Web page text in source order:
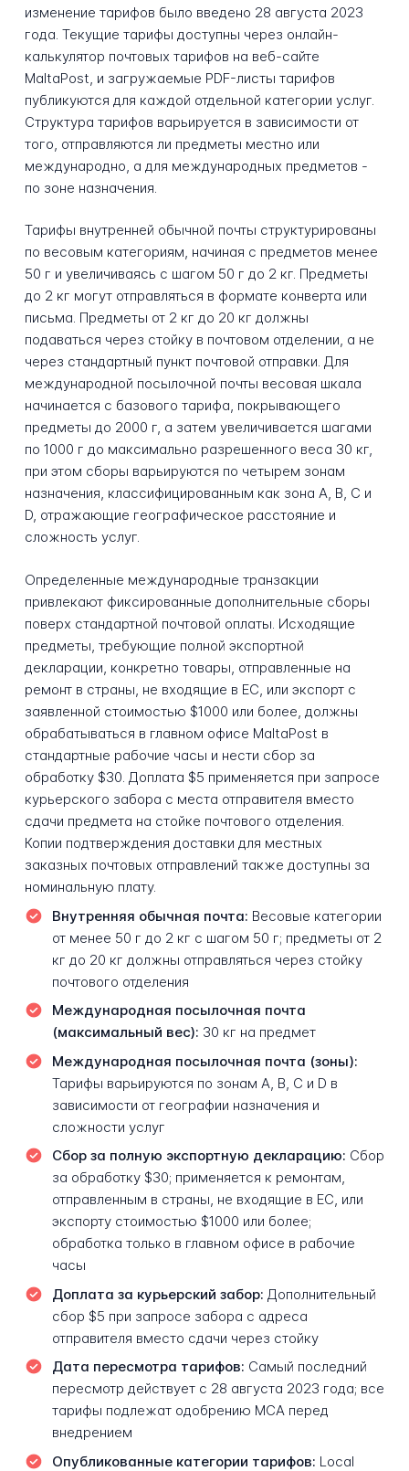
изменение тарифов было введено 28 августа 2023
года. Текущие тарифы доступны через онлайн-
калькулятор почтовых тарифов на веб-сайте
MaltaPost, и загружаемые PDF-листы тарифов
публикуются для каждой отдельной категории услуг.
Структура тарифов варьируется в зависимости от
того, отправляются ли предметы местно или
международно, а для международных предметов -
по зоне назначения.
Тарифы внутренней обычной почты структурированы
по весовым категориям, начиная с предметов менее
50 г и увеличиваясь с шагом 50 г до 2 кг. Предметы
до 2 кг могут отправляться в формате конверта или
письма. Предметы от 2 кг до 20 кг должны
подаваться через стойку в почтовом отделении, а не
через стандартный пункт почтовой отправки. Для
международной посылочной почты весовая шкала
начинается с базового тарифа, покрывающего
предметы до 2000 г, а затем увеличивается шагами
по 1000 г до максимально разрешенного веса 30 кг,
при этом сборы варьируются по четырем зонам
назначения, классифицированным как зона A, B, C и
D, отражающие географическое расстояние и
сложность услуг.
Определенные международные транзакции
привлекают фиксированные дополнительные сборы
поверх стандартной почтовой оплаты. Исходящие
предметы, требующие полной экспортной
декларации, конкретно товары, отправленные на
ремонт в страны, не входящие в ЕС, или экспорт с
заявленной стоимостью $1000 или более, должны
обрабатываться в главном офисе MaltaPost в
стандартные рабочие часы и нести сбор за
обработку $30. Доплата $5 применяется при запросе
курьерского забора с места отправителя вместо
сдачи предмета на стойке почтового отделения.
Копии подтверждения доставки для местных
заказных почтовых отправлений также доступны за
номинальную плату.
Внутренняя обычная почта: Весовые категории
от менее 50 г до 2 кг с шагом 50 г; предметы от 2
кг до 20 кг должны отправляться через стойку
почтового отделения
Международная посылочная почта
(максимальный вес): 30 кг на предмет
Международная посылочная почта (зоны):
Тарифы варьируются по зонам A, B, C и D в
зависимости от географии назначения и
сложности услуг
Сбор за полную экспортную декларацию: Сбор
за обработку $30; применяется к ремонтам,
отправленным в страны, не входящие в ЕС, или
экспорту стоимостью $1000 или более;
обработка только в главном офисе в рабочие
часы
Доплата за курьерский забор: Дополнительный
сбор $5 при запросе забора с адреса
отправителя вместо сдачи через стойку
Дата пересмотра тарифов: Самый последний
пересмотр действует с 28 августа 2023 года; все
тарифы подлежат одобрению MCA перед
внедрением
Опубликованные категории тарифов: Local